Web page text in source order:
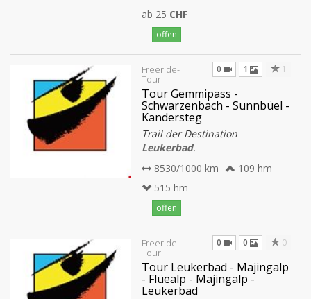
ab 25 CHF
offen
Freeride-
Tour
0 1 1
Tour Gemmipass -
Schwarzenbach - Sunnbüel -
Kandersteg
Trail der Destination
Leukerbad.
8530/1000 km
109 hm
515 hm
offen
Freeride-
Tour
0 0 0
Tour Leukerbad - Majingalp
- Flüealp - Majingalp -
Leukerbad